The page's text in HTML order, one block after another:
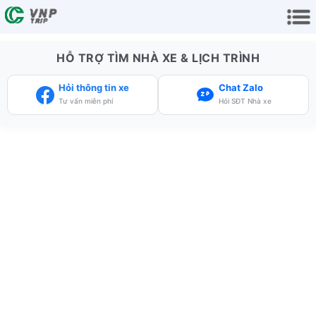
HỖ TRỢ TÌM NHÀ XE & LỊCH TRÌNH
Hỏi thông tin xe
Tư vấn miễn phí
Chat Zalo
Hỏi SĐT Nhà xe